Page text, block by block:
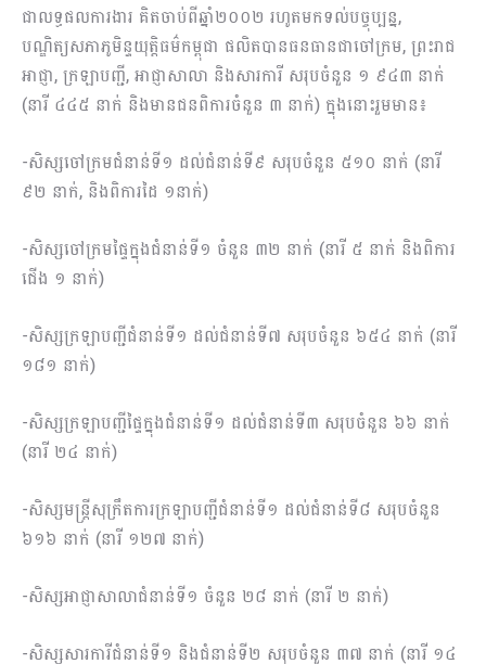
ជាលទ្ធផលការងារ គិតចាប់ពីឆ្នាំ២០០២ រហូតមកទល់បច្ចុប្បន្ន,
បណ្ឌិត្យសភាភូមិន្ទយុត្តិធម៌កម្ពុជា ផលិតបានធនធានជាចៅក្រម, ព្រះរាជ
អាជ្ញា, ក្រឡាបញ្ជី, អាជ្ញាសាលា និងសារការី សរុបចំនួន ១ ៩៤៣ នាក់
(នារី ៤៤៥ នាក់ និងមានជនពិការចំនួន ៣ នាក់) ក្នុងនោះរួមមាន៖
-សិស្សចៅក្រមជំនាន់ទី១ ដល់ជំនាន់ទី៩ សរុបចំនួន ៥១០ នាក់ (នារី
៩២ នាក់, និងពិការដៃ ១នាក់)
-សិស្សចៅក្រមផ្ទៃក្នុងជំនាន់ទី១ ចំនួន ៣២ នាក់ (នារី ៥ នាក់ និងពិការ
ជើង ១ នាក់)
-សិស្សក្រឡាបញ្ជីជំនាន់ទី១ ដល់ជំនាន់ទី៧ សរុបចំនួន ៦៥៤ នាក់ (នារី
១៨១ នាក់)
-សិស្សក្រឡាបញ្ជីផ្ទៃក្នុងជំនាន់ទី១ ដល់ជំនាន់ទី៣ សរុបចំនួន ៦៦ នាក់
(នារី ២៤ នាក់)
-សិស្សមន្ត្រីសុក្រឹតការក្រឡាបញ្ជីជំនាន់ទី១ ដល់ជំនាន់ទី៨ សរុបចំនួន
៦១៦ នាក់ (នារី ១២៧ នាក់)
-សិស្សអាជ្ញាសាលាជំនាន់ទី១ ចំនួន ២៨ នាក់ (នារី ២ នាក់)
-សិស្សសារការីជំនាន់ទី១ និងជំនាន់ទី២ សរុបចំនួន ៣៧ នាក់ (នារី ១៤